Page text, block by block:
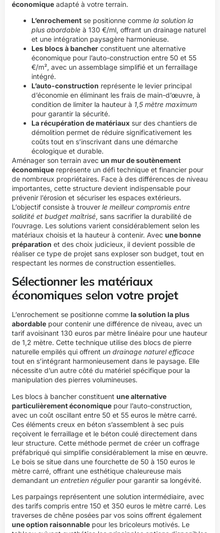
économique adapté à votre terrain.
L’enrochement se positionne comme la solution la
plus abordable à 130 €/ml, offrant un drainage naturel
et une intégration paysagère harmonieuse.
Les blocs à bancher constituent une alternative
économique pour l’auto-construction entre 50 et 55
€/m², avec un assemblage simplifié et un ferraillage
intégré.
L’auto-construction représente le levier principal
d’économie en éliminant les frais de main-d’œuvre, à
condition de limiter la hauteur à 1,5 mètre maximum
pour garantir la sécurité.
La récupération de matériaux sur des chantiers de
démolition permet de réduire significativement les
coûts tout en s’inscrivant dans une démarche
écologique et durable.
Aménager son terrain avec un mur de soutènement
économique représente un défi technique et financier pour
de nombreux propriétaires. Face à des différences de niveau
importantes, cette structure devient indispensable pour
prévenir l’érosion et sécuriser les espaces extérieurs.
L’objectif consiste à trouver le meilleur compromis entre
solidité et budget maîtrisé, sans sacrifier la durabilité de
l’ouvrage. Les solutions varient considérablement selon les
matériaux choisis et la hauteur à contenir. Avec une bonne
préparation et des choix judicieux, il devient possible de
réaliser ce type de projet sans exploser son budget, tout en
respectant les normes de construction essentielles.
Sélectionner les matériaux
économiques selon votre projet
L’enrochement se positionne comme la solution la plus
abordable pour contenir une différence de niveau, avec un
tarif avoisinant 130 euros par mètre linéaire pour une hauteur
de 1,2 mètre. Cette technique utilise des blocs de pierre
naturelle empilés qui offrent un drainage naturel efficace
tout en s’intégrant harmonieusement dans le paysage. Elle
nécessite d’un autre côté du matériel spécifique pour la
manipulation des pierres volumineuses.
Les blocs à bancher constituent une alternative
particulièrement économique pour l’auto-construction,
avec un coût oscillant entre 50 et 55 euros le mètre carré.
Ces éléments creux en béton s’assemblent à sec puis
reçoivent le ferraillage et le béton coulé directement dans
leur structure. Cette méthode permet de créer un coffrage
préfabriqué qui simplifie considérablement la mise en œuvre.
Le bois se situe dans une fourchette de 50 à 150 euros le
mètre carré, offrant une esthétique chaleureuse mais
demandant un entretien régulierpour garantir sa longévité.
Les parpaings représentent une solution intermédiaire, avec
des tarifs compris entre 150 et 350 euros le mètre carré. Les
traverses de chêne posées par vos soins offrent également
une option raisonnable pour les bricoleurs motivés. Le